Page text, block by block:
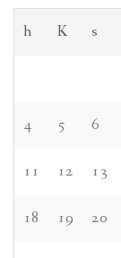
h K s
4 5 6
11 12 13
18 19 20